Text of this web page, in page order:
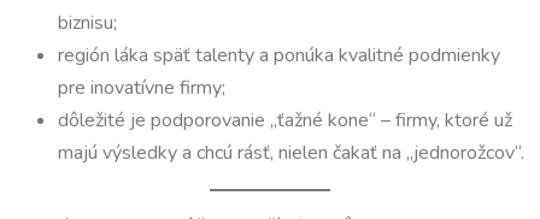
biznisu;
región láka späť talenty a ponúka kvalitné podmienky
pre inovatívne firmy;
dôležité je podporovanie „ťažné kone“ – firmy, ktoré už
majú výsledky a chcú rásť, nielen čakať na „jednorožcov“.